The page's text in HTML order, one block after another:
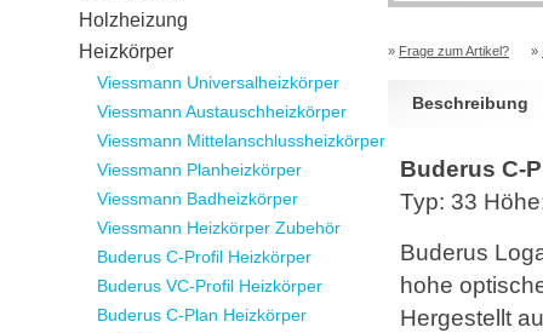
» Frage zum Artikel? »
Beschreibung
Buderus C-
Typ: 33
Buderus
hohe
Hergestellt
Holzheizung
Heizkörper
Viessmann Universalheizkörper
Viessmann Austauschheizkörper
Viessmann Mittelanschlussheizkörper
Viessmann Planheizkörper
Viessmann Badheizkörper
Viessmann Heizkörper Zubehör
Buderus C-Profil Heizkörper
Buderus VC-Profil Heizkörper
Buderus C-Plan Heizkörper